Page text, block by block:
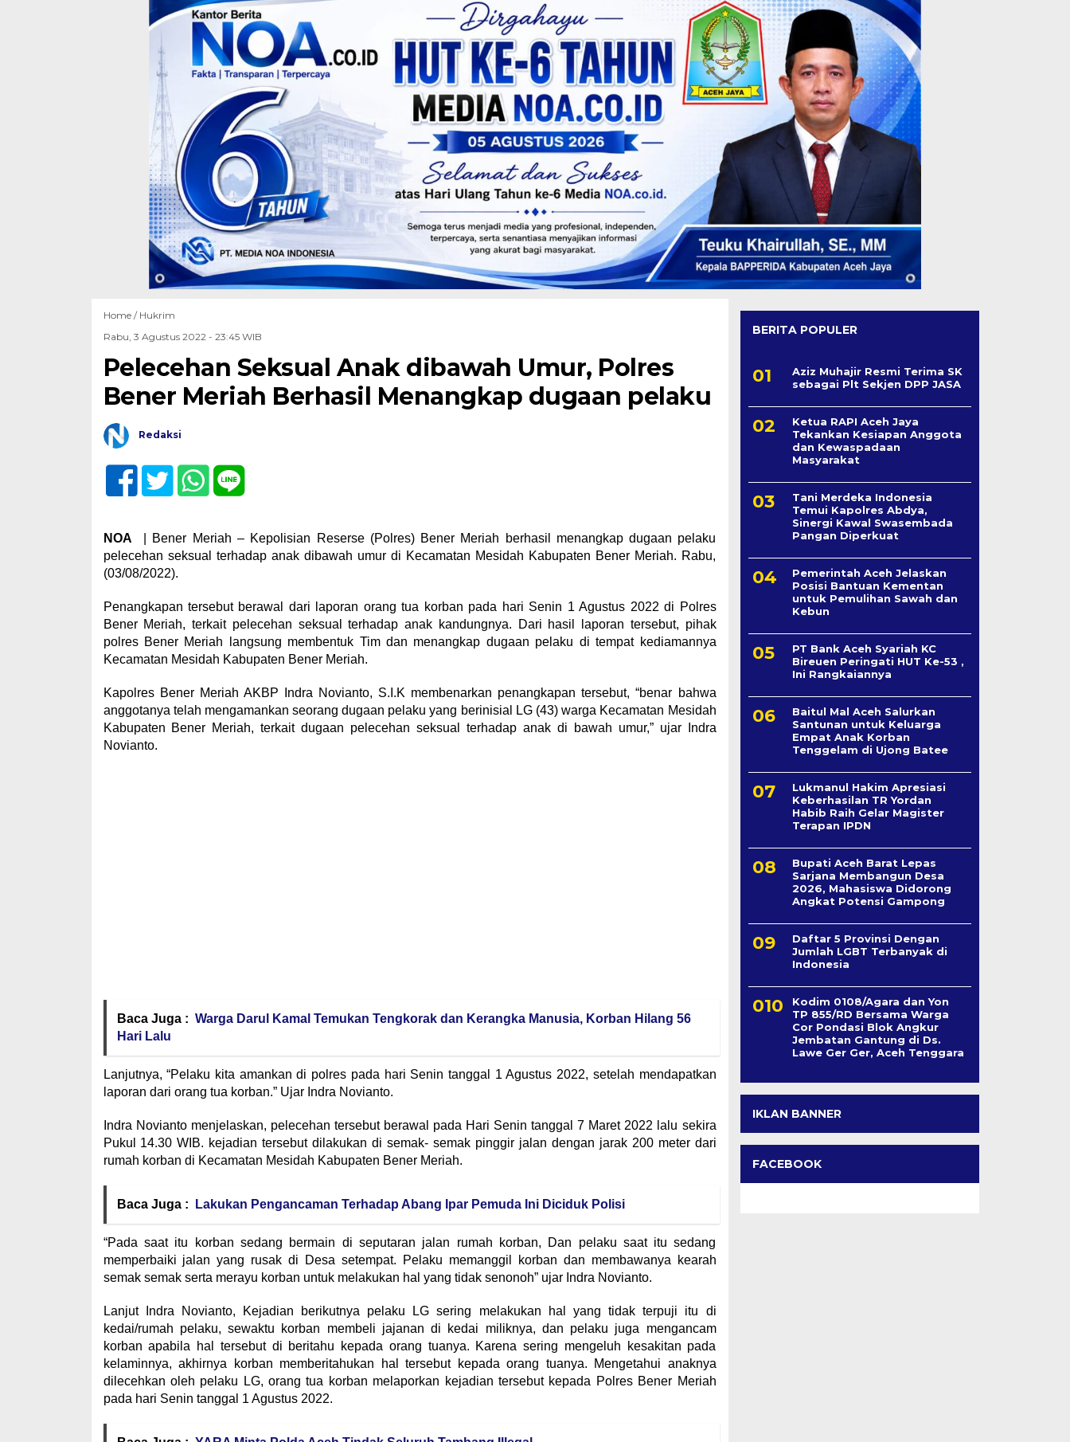
Home / Hukrim
Rabu, 3 Agustus 2022 - 23:45 WIB
Pelecehan Seksual Anak dibawah Umur, Polres
Bener Meriah Berhasil Menangkap dugaan pelaku
Redaksi
NOA | Bener Meriah – Kepolisian Reserse (Polres) Bener Meriah berhasil menangkap dugaan pelaku
pelecehan seksual terhadap anak dibawah umur di Kecamatan Mesidah Kabupaten Bener Meriah. Rabu,
(03/08/2022).
Penangkapan tersebut berawal dari laporan orang tua korban pada hari Senin 1 Agustus 2022 di Polres
Bener Meriah, terkait pelecehan seksual terhadap anak kandungnya. Dari hasil laporan tersebut, pihak
polres Bener Meriah langsung membentuk Tim dan menangkap dugaan pelaku di tempat kediamannya
Kecamatan Mesidah Kabupaten Bener Meriah.
Kapolres Bener Meriah AKBP Indra Novianto, S.I.K membenarkan penangkapan tersebut, “benar bahwa
anggotanya telah mengamankan seorang dugaan pelaku yang berinisial LG (43) warga Kecamatan Mesidah
Kabupaten Bener Meriah, terkait dugaan pelecehan seksual terhadap anak di bawah umur,” ujar Indra
Novianto.
Baca Juga : Warga Darul Kamal Temukan Tengkorak dan Kerangka Manusia, Korban Hilang 56
Hari Lalu
Lanjutnya, “Pelaku kita amankan di polres pada hari Senin tanggal 1 Agustus 2022, setelah mendapatkan
laporan dari orang tua korban.” Ujar Indra Novianto.
Indra Novianto menjelaskan, pelecehan tersebut berawal pada Hari Senin tanggal 7 Maret 2022 lalu sekira
Pukul 14.30 WIB. kejadian tersebut dilakukan di semak- semak pinggir jalan dengan jarak 200 meter dari
rumah korban di Kecamatan Mesidah Kabupaten Bener Meriah.
Baca Juga : Lakukan Pengancaman Terhadap Abang Ipar Pemuda Ini Diciduk Polisi
“Pada saat itu korban sedang bermain di seputaran jalan rumah korban, Dan pelaku saat itu sedang
memperbaiki jalan yang rusak di Desa setempat. Pelaku memanggil korban dan membawanya kearah
semak semak serta merayu korban untuk melakukan hal yang tidak senonoh” ujar Indra Novianto.
Lanjut Indra Novianto, Kejadian berikutnya pelaku LG sering melakukan hal yang tidak terpuji itu di
kedai/rumah pelaku, sewaktu korban membeli jajanan di kedai miliknya, dan pelaku juga mengancam
korban apabila hal tersebut di beritahu kepada orang tuanya. Karena sering mengeluh kesakitan pada
kelaminnya, akhirnya korban memberitahukan hal tersebut kepada orang tuanya. Mengetahui anaknya
dilecehkan oleh pelaku LG, orang tua korban melaporkan kejadian tersebut kepada Polres Bener Meriah
pada hari Senin tanggal 1 Agustus 2022.
BERITA POPULER
Aziz Muhajir Resmi Terima SK
sebagai Plt Sekjen DPP JASA
Ketua RAPI Aceh Jaya
Tekankan Kesiapan Anggota
dan Kewaspadaan
Masyarakat
Tani Merdeka Indonesia
Temui Kapolres Abdya,
Sinergi Kawal Swasembada
Pangan Diperkuat
Pemerintah Aceh Jelaskan
Posisi Bantuan Kementan
untuk Pemulihan Sawah dan
Kebun
PT Bank Aceh Syariah KC
Bireuen Peringati HUT Ke-53 ,
Ini Rangkaiannya
Baitul Mal Aceh Salurkan
Santunan untuk Keluarga
Empat Anak Korban
Tenggelam di Ujong Batee
Lukmanul Hakim Apresiasi
Keberhasilan TR Yordan
Habib Raih Gelar Magister
Terapan IPDN
Bupati Aceh Barat Lepas
Sarjana Membangun Desa
2026, Mahasiswa Didorong
Angkat Potensi Gampong
Daftar 5 Provinsi Dengan
Jumlah LGBT Terbanyak di
Indonesia
Kodim 0108/Agara dan Yon
TP 855/RD Bersama Warga
Cor Pondasi Blok Angkur
Jembatan Gantung di Ds.
Lawe Ger Ger, Aceh Tenggara
IKLAN BANNER
FACEBOOK